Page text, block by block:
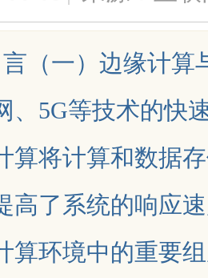
（一）边缘计算
、5G等技术的快
算将计算和数据
高了系统的响应
算环境中的重要